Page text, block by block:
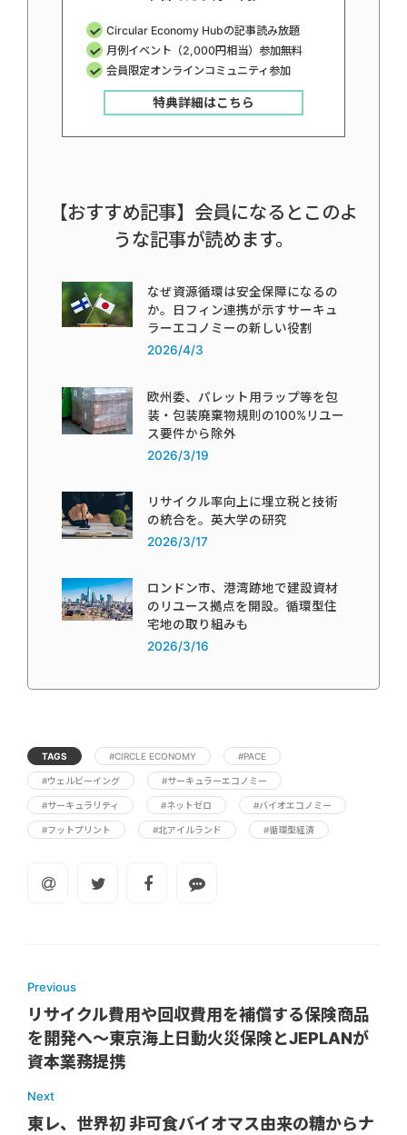
Circular Economy Hubの記事読み放題
月例イベント（2,000円相当）参加無料
会員限定オンラインコミュニティ参加
特典詳細はこちら
【おすすめ記事】会員になるとこのよ
うな記事が読めます。
なぜ資源循環は安全保障になるの
か。日フィン連携が示すサーキュ
ラーエコノミーの新しい役割
2026/4/3
欧州委、パレット用ラップ等を包
装・包装廃棄物規則の100%リユー
ス要件から除外
2026/3/19
リサイクル率向上に埋立税と技術
の統合を。英大学の研究
2026/3/17
ロンドン市、港湾跡地で建設資材
のリユース拠点を開設。循環型住
宅地の取り組みも
2026/3/16
TAGS #CIRCLE ECONOMY #PACE
#ウェルビーイング #サーキュラーエコノミー
#サーキュラリティ #ネットゼロ #バイオエコノミー
#フットプリント #北アイルランド #循環型経済
Previous
リサイクル費用や回収費用を補償する保険商品
を開発へ～東京海上日動火災保険とJEPLANが
資本業務提携
Next
東レ、世界初 非可食バイオマス由来の糖からナ